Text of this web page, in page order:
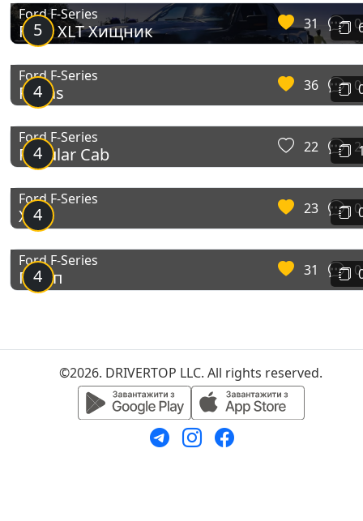
F-Series (8G)
F-Series (9G)
F-Series (10G)
5
Ford F-Series
F150 XLT Хищник 31 0
4
Ford F-Series
Pegas 36 0
4
Ford F-Series
Regular Cab 22 2
4
Ford F-Series
Xlt 23 0
4
Ford F-Series
Пікап 31 0
©2026. DRIVERTOP LLC. All rights reserved.